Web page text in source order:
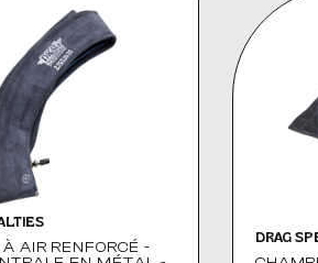
AIR RENFORCÉ -
DRAG